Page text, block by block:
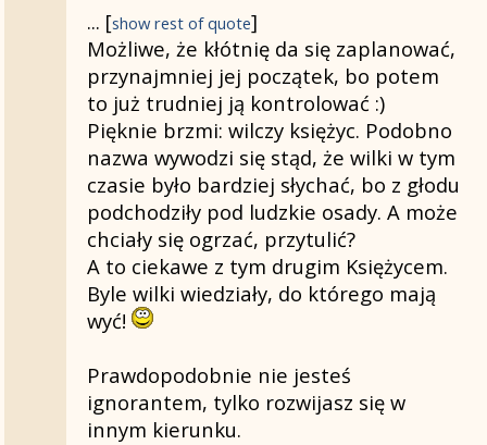
Spokojnie, kłótni nie planuję
o wilczym księżycu. Sama nazwa
tajemniczo i romantycznie
Przy okazji, dzięki Tobie, poczytałem o
nowego się dowiedziałem. A na deser
Ziemia miewa czasem "drugi księżyc",
Ziemia ma jeden, a tu takie
Pewnie jestem ignorantem, ponieważ
przymrużeniem oka
...[show rest of quote ]
... [show rest of quote]
Możliwe, że kłótnię da się zaplanować,
przynajmniej jej początek, bo potem
to już trudniej ją kontrolować :)
Pięknie brzmi: wilczy księżyc. Podobno
nazwa wywodzi się stąd, że wilki w tym
czasie było bardziej słychać, bo z głodu
podchodziły pod ludzkie osady. A może
chciały się ogrzać, przytulić?
A to ciekawe z tym drugim Księżycem.
Byle wilki wiedziały, do którego mają
wyć!
Prawdopodobnie nie jesteś
ignorantem, tylko rozwijasz się w
innym kierunku.